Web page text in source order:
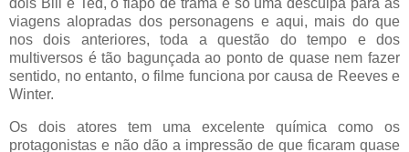
dois Bill e Ted, o fiapo de trama é só uma desculpa para as
viagens alopradas dos personagens e aqui, mais do que
nos dois anteriores, toda a questão do tempo e dos
multiversos é tão bagunçada ao ponto de quase nem fazer
sentido, no entanto, o filme funciona por causa de Reeves e
Winter.
Os dois atores tem uma excelente química como os
protagonistas e não dão a impressão de que ficaram quase